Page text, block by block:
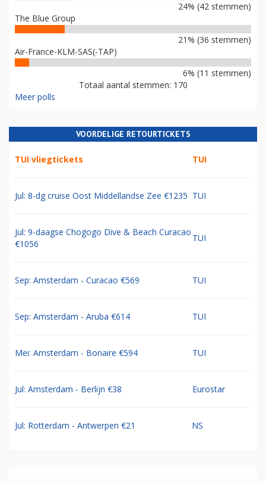
24% (42 stemmen)
The Blue Group
21% (36 stemmen)
Air-France-KLM-SAS(-TAP)
6% (11 stemmen)
Totaal aantal stemmen: 170
Meer polls
VOORDELIGE RETOURTICKETS
TUI vliegtickets TUI
Jul: 8-dg cruise Oost Middellandse Zee €1235 TUI
Jul: 9-daagse Chogogo Dive & Beach Curacao
€1056
TUI
Sep: Amsterdam - Curacao €569 TUI
Sep: Amsterdam - Aruba €614 TUI
Mei: Amsterdam - Bonaire €594 TUI
Jul: Amsterdam - Berlijn €38 Eurostar
Jul: Rotterdam - Antwerpen €21 NS